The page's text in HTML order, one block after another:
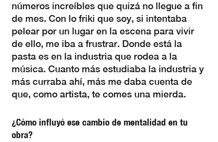
números increíbles que quizá no llegue a fin
de mes. Con lo friki que soy, si intentaba
pelear por un lugar en la escena para vivir
de ello, me iba a frustrar. Donde está la
pasta es en la industria que rodea a la
música. Cuanto más estudiaba la industria y
más curraba ahí, más me daba cuenta de
que, como artista, te comes una mierda.
¿Cómo influyó ese cambio de mentalidad en tu
obra?